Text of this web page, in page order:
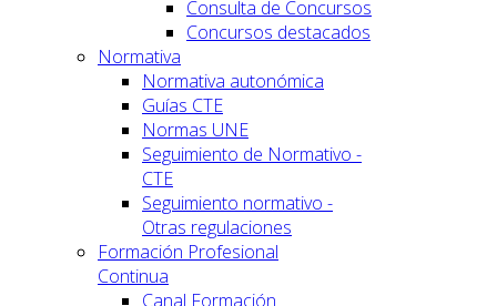
Consulta de Concursos
Concursos destacados
Normativa
Normativa autonómica
Guías CTE
Normas UNE
Seguimiento de Normativo -
CTE
Seguimiento normativo -
Otras regulaciones
Formación Profesional
Continua
Canal Formación